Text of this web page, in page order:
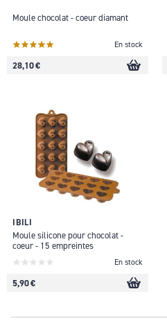
Moule chocolat - coeur diamant
En stock
28,10 €
IBILI
Moule silicone pour chocolat -
coeur - 15 empreintes
En stock
5,90 €